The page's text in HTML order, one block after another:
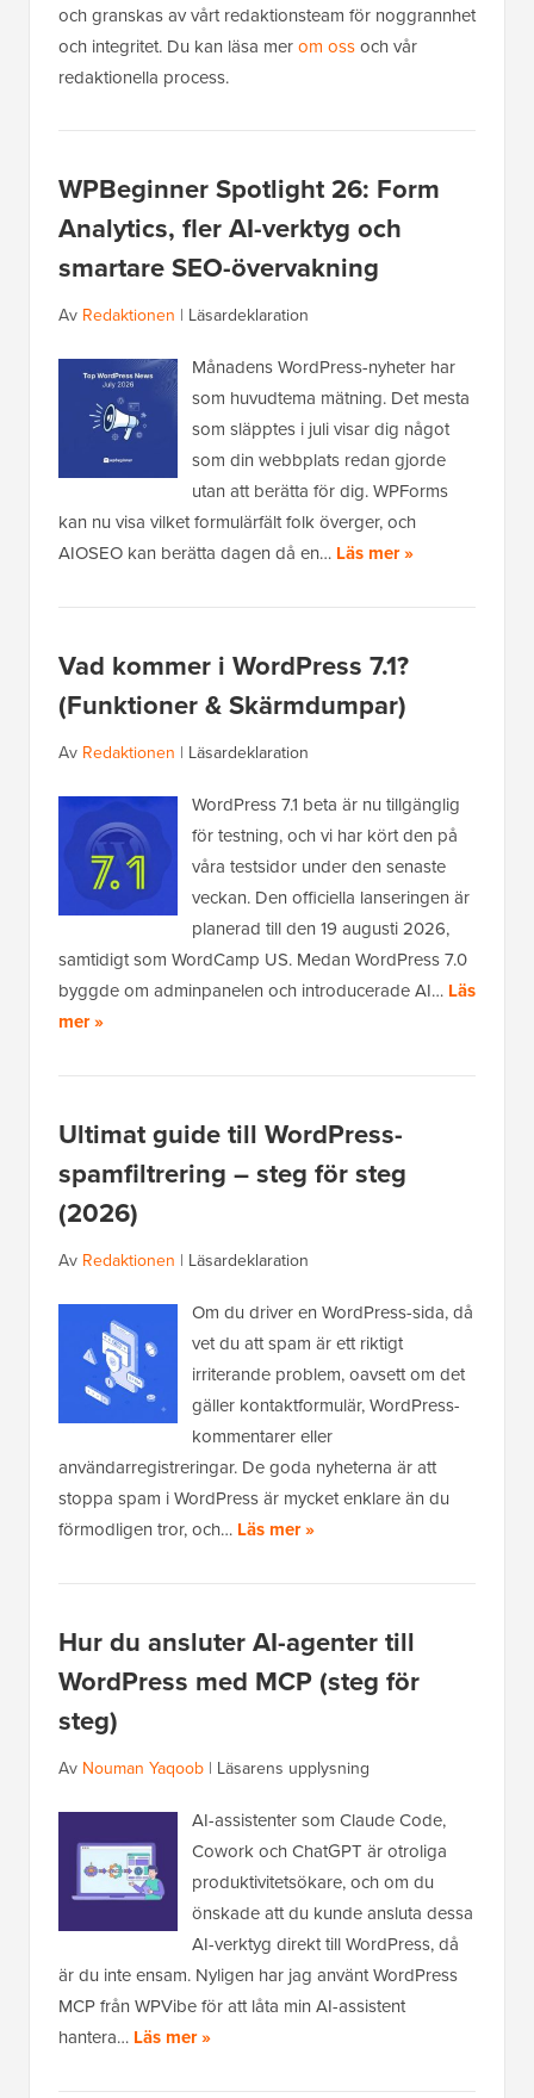
och granskas av vårt redaktionsteam för noggrannhet
och integritet. Du kan läsa merom ossoch vår
redaktionella process.
WPBeginner Spotlight 26: Form
Analytics, fler AI-verktyg och
smartare SEO-övervakning
Av Redaktionen | Läsardeklaration
Månadens WordPress-nyheter har
som huvudtema mätning. Det mesta
som släpptes i juli visar dig något
som din webbplats redan gjorde
utan att berätta för dig. WPForms
kan nu visa vilket formulärfält folk överger, och
AIOSEO kan berätta dagen då en… Läs mer »
Vad kommer i WordPress 7.1?
(Funktioner & Skärmdumpar)
Av Redaktionen | Läsardeklaration
WordPress 7.1 beta är nu tillgänglig
för testning, och vi har kört den på
våra testsidor under den senaste
veckan. Den officiella lanseringen är
planerad till den 19 augusti 2026,
samtidigt som WordCamp US. Medan WordPress 7.0
byggde om adminpanelen och introducerade AI… Läs
mer »
Ultimat guide till WordPress-
spamfiltrering – steg för steg
(2026)
Av Redaktionen | Läsardeklaration
Om du driver en WordPress-sida, då
vet du att spam är ett riktigt
irriterande problem, oavsett om det
gäller kontaktformulär, WordPress-
kommentarer eller
användarregistreringar. De goda nyheterna är att
stoppa spam i WordPress är mycket enklare än du
förmodligen tror, och… Läs mer »
Hur du ansluter AI-agenter till
WordPress med MCP (steg för
steg)
Av Nouman Yaqoob | Läsarens upplysning
AI-assistenter som Claude Code,
Cowork och ChatGPT är otroliga
produktivitetsökare, och om du
önskade att du kunde ansluta dessa
AI-verktyg direkt till WordPress, då
är du inte ensam. Nyligen har jag använt WordPress
MCP från WPVibe för att låta min AI-assistent
hantera… Läs mer »